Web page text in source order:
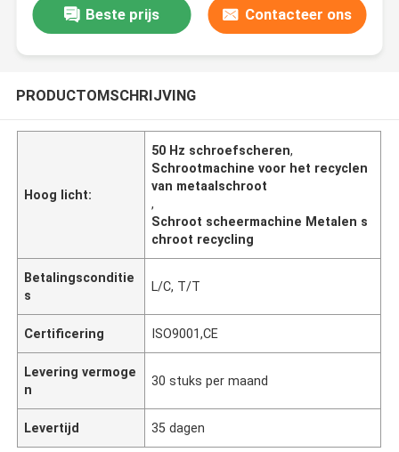
Beste prijs Contacteer ons
PRODUCTOMSCHRIJVING
Hoog licht:
50 Hz schroefscheren,
Schrootmachine voor het recyclen
van metaalschroot
,
Schroot scheermachine Metalen s
chroot recycling
Betalingsconditie
s
L/C, T/T
Certificering ISO9001,CE
Levering vermoge
n
30 stuks per maand
Levertijd 35 dagen